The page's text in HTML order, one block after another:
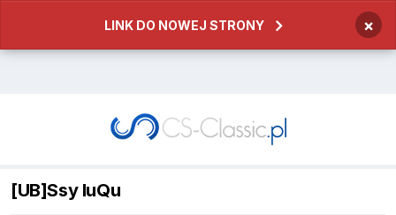
LINK DO NOWEJ STRONY ×
[UB]Ssy luQu